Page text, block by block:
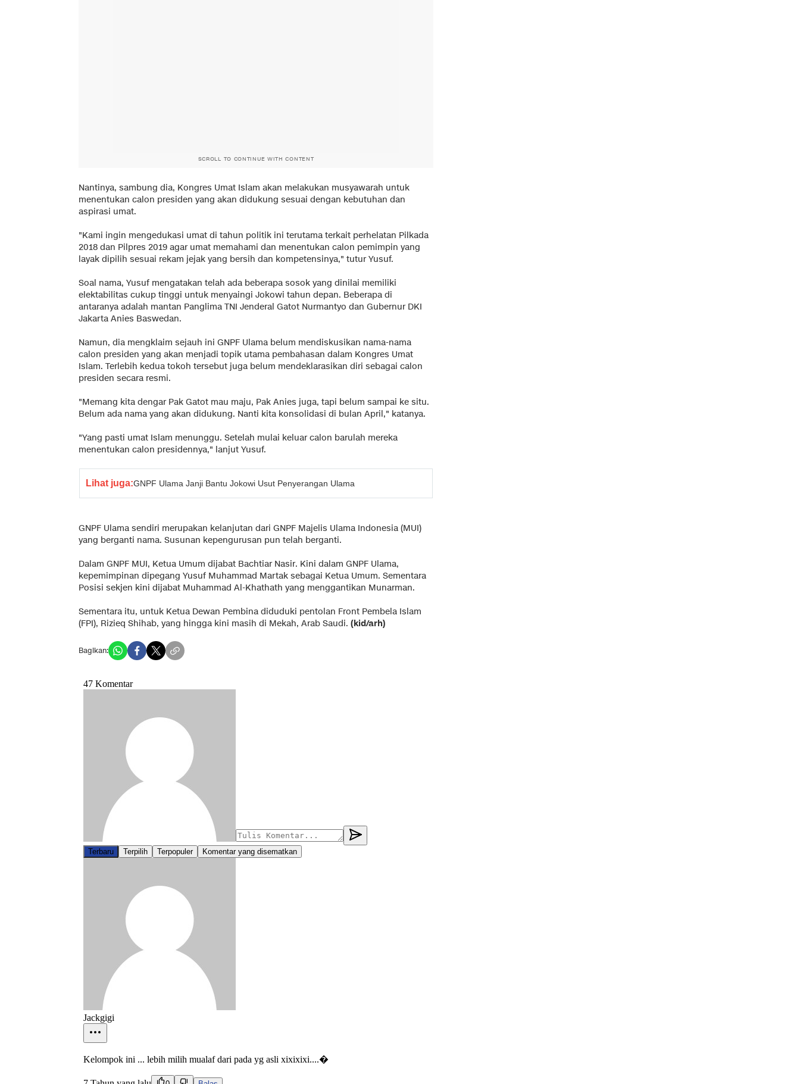
SCROLL TO CONTINUE WITH CONTENT
Nantinya, sambung dia, Kongres Umat Islam akan melakukan musyawarah untuk
menentukan calon presiden yang akan didukung sesuai dengan kebutuhan dan
aspirasi umat.
"Kami ingin mengedukasi umat di tahun politik ini terutama terkait perhelatan Pilkada
2018 dan Pilpres 2019 agar umat memahami dan menentukan calon pemimpin yang
layak dipilih sesuai rekam jejak yang bersih dan kompetensinya," tutur Yusuf.
Soal nama, Yusuf mengatakan telah ada beberapa sosok yang dinilai memiliki
elektabilitas cukup tinggi untuk menyaingi Jokowi tahun depan. Beberapa di
antaranya adalah mantan Panglima TNI Jenderal Gatot Nurmantyo dan Gubernur DKI
Jakarta Anies Baswedan.
Namun, dia mengklaim sejauh ini GNPF Ulama belum mendiskusikan nama-nama
calon presiden yang akan menjadi topik utama pembahasan dalam Kongres Umat
Islam. Terlebih kedua tokoh tersebut juga belum mendeklarasikan diri sebagai calon
presiden secara resmi.
"Memang kita dengar Pak Gatot mau maju, Pak Anies juga, tapi belum sampai ke situ.
Belum ada nama yang akan didukung. Nanti kita konsolidasi di bulan April," katanya.
"Yang pasti umat Islam menunggu. Setelah mulai keluar calon barulah mereka
menentukan calon presidennya," lanjut Yusuf.
Lihat juga:GNPF Ulama Janji Bantu Jokowi Usut Penyerangan Ulama
GNPF Ulama sendiri merupakan kelanjutan dari GNPF Majelis Ulama Indonesia (MUI)
yang berganti nama. Susunan kepengurusan pun telah berganti.
Dalam GNPF MUI, Ketua Umum dijabat Bachtiar Nasir. Kini dalam GNPF Ulama,
kepemimpinan dipegang Yusuf Muhammad Martak sebagai Ketua Umum. Sementara
Posisi sekjen kini dijabat Muhammad Al-Khathath yang menggantikan Munarman.
Sementara itu, untuk Ketua Dewan Pembina diduduki pentolan Front Pembela Islam
(FPI), Rizieq Shihab, yang hingga kini masih di Mekah, Arab Saudi. (kid/arh)
Bagikan: